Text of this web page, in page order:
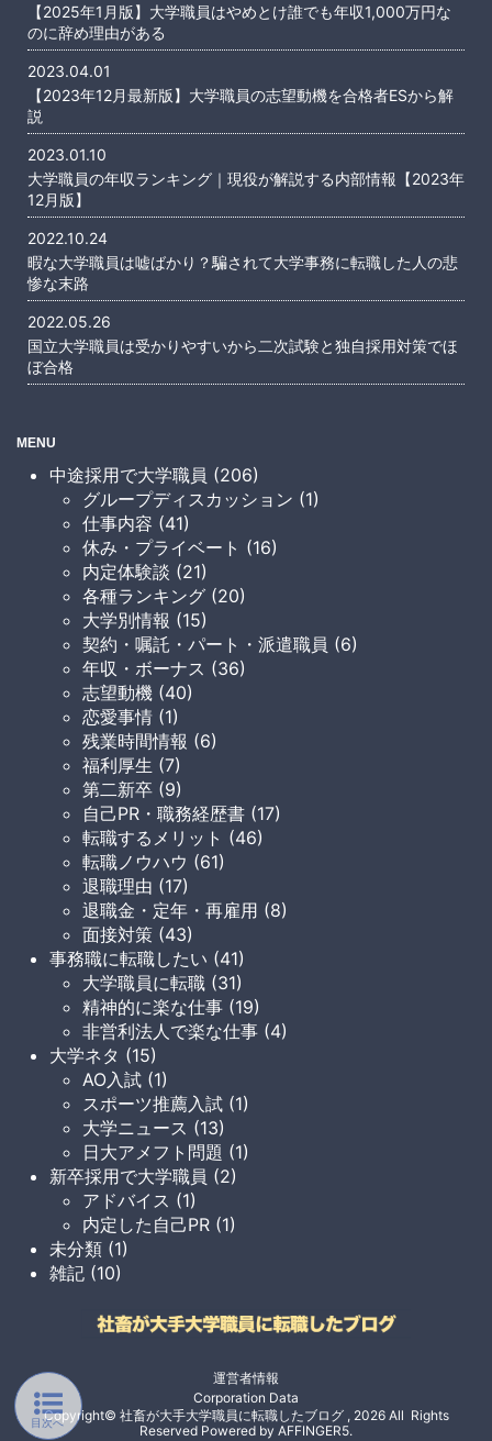
【2025年1月版】大学職員はやめとけ誰でも年収1,000万円な
のに辞め理由がある
2023.04.01
【2023年12月最新版】大学職員の志望動機を合格者ESから解
説
2023.01.10
大学職員の年収ランキング｜現役が解説する内部情報【2023年
12月版】
2022.10.24
暇な大学職員は嘘ばかり？騙されて大学事務に転職した人の悲
惨な末路
2022.05.26
国立大学職員は受かりやすいから二次試験と独自採用対策でほ
ぼ合格
MENU
中途採用で大学職員 (206)
グループディスカッション (1)
仕事内容 (41)
休み・プライベート (16)
内定体験談 (21)
各種ランキング (20)
大学別情報 (15)
契約・嘱託・パート・派遣職員 (6)
年収・ボーナス (36)
志望動機 (40)
恋愛事情 (1)
残業時間情報 (6)
福利厚生 (7)
第二新卒 (9)
自己PR・職務経歴書 (17)
転職するメリット (46)
転職ノウハウ (61)
退職理由 (17)
退職金・定年・再雇用 (8)
面接対策 (43)
事務職に転職したい (41)
大学職員に転職 (31)
精神的に楽な仕事 (19)
非営利法人で楽な仕事 (4)
大学ネタ (15)
AO入試 (1)
スポーツ推薦入試 (1)
大学ニュース (13)
日大アメフト問題 (1)
新卒採用で大学職員 (2)
アドバイス (1)
内定した自己PR (1)
未分類 (1)
雑記 (10)
運営者情報
Corporation Data
Copyright© 社畜が大手大学職員に転職したブログ , 2026 All Rights
Reserved Powered by AFFINGER5.